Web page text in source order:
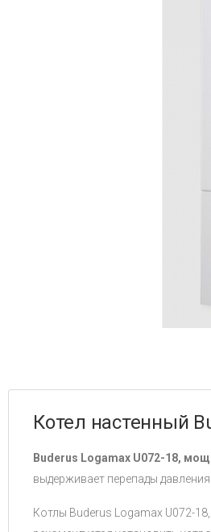
Котел настенный
Buderus Logamax U072-18,
выдерживает перепады
Котлы Buderus Logamax U072-